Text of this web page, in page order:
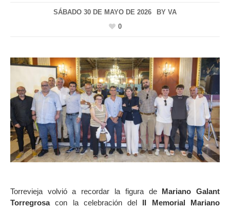
SÁBADO 30 DE MAYO DE 2026 BY VA
0
Torrevieja volvió a recordar la figura de Mariano Galant
Torregrosacon la celebración del II Memorial Mariano